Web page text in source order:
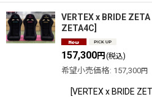
VERTEX x BRIDE
ZETA4C
157,300円 (税込)
希望小売価格: 157,300円
[VERTEX x BRIDE